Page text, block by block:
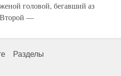
головой, бегавший аз
—
Разделы